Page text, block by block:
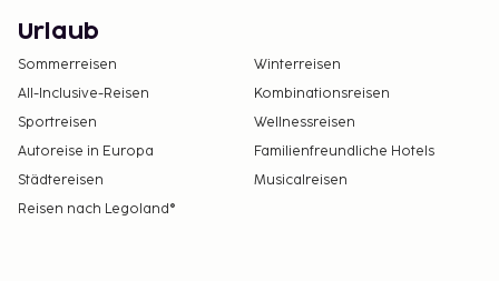
Urlaub
Sommerreisen
Winterreisen
All-Inclusive-Reisen
Kombinationsreisen
Sportreisen
Wellnessreisen
Autoreise in Europa
Familienfreundliche Hotels
Städtereisen
Musicalreisen
Reisen nach Legoland®